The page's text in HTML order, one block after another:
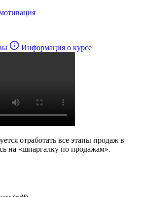
Информация о курсе
отработать все этапы продаж в
на «шпаргалку по продажам».